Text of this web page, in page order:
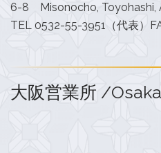
6-8 Misonocho, Toyohashi,
TEL 0532-55-3951（代表）
大阪営業所 /